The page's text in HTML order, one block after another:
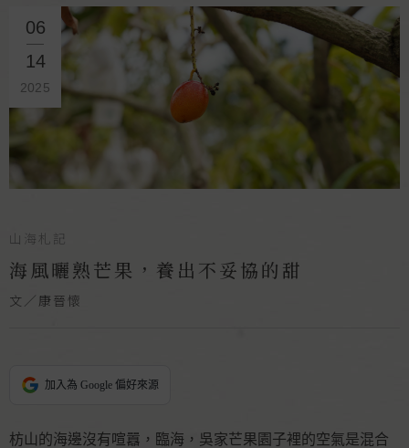
06
14
2025
山海札記
海風曬熟芒果，養出不妥協的甜
文／康晉懷
加入為 Google 偏好來源
枋山的海邊沒有喧囂，臨海，吳家芒果園子裡的空氣是混合